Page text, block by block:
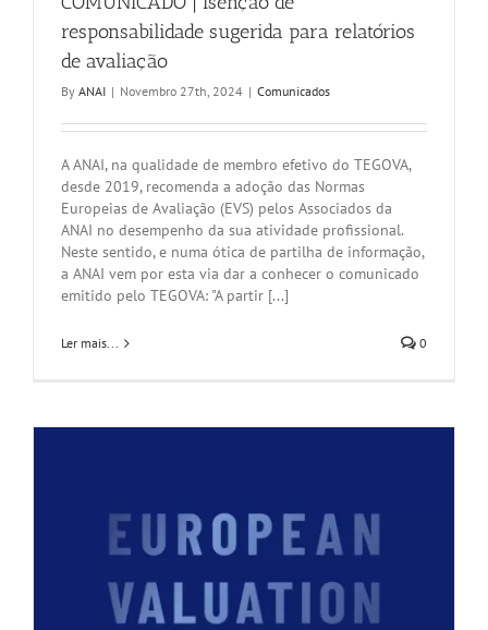
responsabilidade sugerida para relatórios
de avaliação
By ANAI | Novembro 27th, 2024 | Comunicados
A ANAI, na qualidade de membro efetivo do TEGOVA,
desde 2019, recomenda a adoção das Normas
Europeias de Avaliação (EVS) pelos Associados da
ANAI no desempenho da sua atividade profissional.
Neste sentido, e numa ótica de partilha de informação,
a ANAI vem por esta via dar a conhecer o comunicado
emitido pelo TEGOVA: "A partir [...]
Ler mais... 0